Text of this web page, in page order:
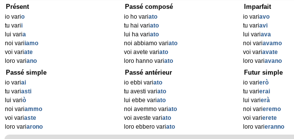
Présent
io vario
tu varii
lui varia
noi variiamo
voi variate
loro variano
Passé composé
io ho variato
tu hai variato
lui ha variato
noi abbiamo variato
voi avete variato
loro hanno variato
Imparfait
io variavo
tu variavi
lui variava
noi variavamo
voi variavate
loro variavano
Passé simple
io variai
tu variasti
lui variò
noi variammo
voi variaste
loro variarono
Passé antérieur
io ebbi variato
tu avesti variato
lui ebbe variato
noi avemmo variato
voi aveste variato
loro ebbero variato
Futur simple
io varierò
tu varierai
lui varierà
noi varieremo
voi varierete
loro varieranno